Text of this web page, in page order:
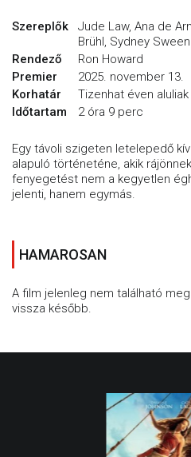
Szereplők
Jude Law, Ana de
Brühl, Sydney
Rendező
Ron Howard
Premier
2025. november 13.
Korhatár
Tizenhat éven
Időtartam
2 óra 9 perc
Egy távoli szigeten letelepedő
alapuló történeténe, akik
fenyegetést nem a kegyetlen
jelenti, hanem egymás.
HAMAROSAN
A film jelenleg nem található
vissza később.